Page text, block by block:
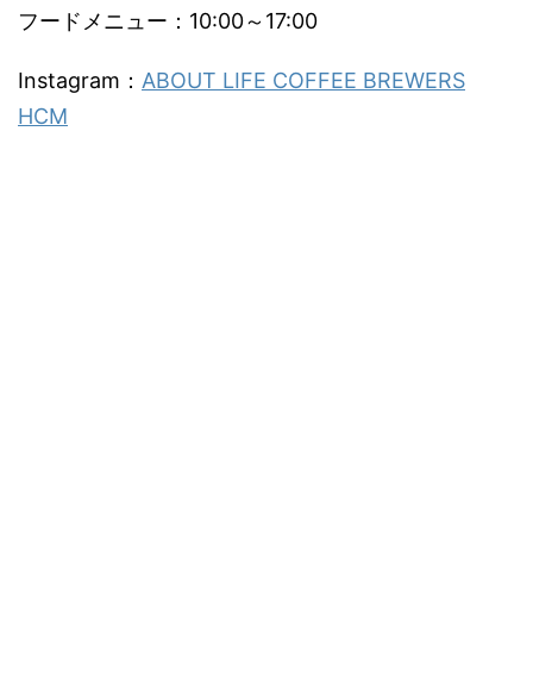
フードメニュー：10:00～17:00
Instagram： ABOUT LIFE COFFEE BREWERS
HCM